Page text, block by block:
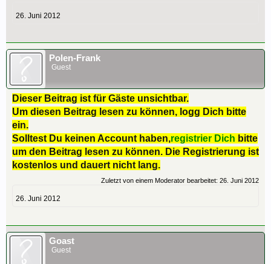
26. Juni 2012
Polen-Frank
Guest
Dieser Beitrag ist für Gäste unsichtbar.
Um diesen Beitrag lesen zu können, logg Dich bitte
ein.
Solltest Du keinen Account haben,registrier Dich bitte
um den Beitrag lesen zu können. Die Registrierung ist
kostenlos und dauert nicht lang.
Zuletzt von einem Moderator bearbeitet: 26. Juni 2012
26. Juni 2012
Goast
Guest